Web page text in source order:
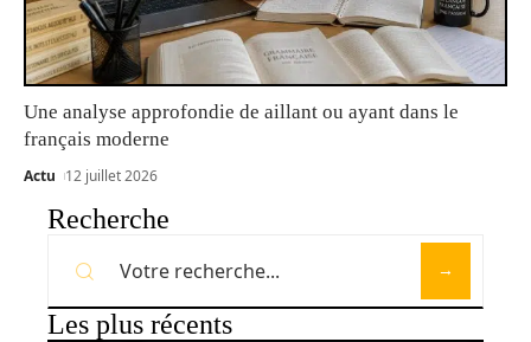
Une analyse approfondie de aillant ou ayant dans le
français moderne
Actu 12 juillet 2026
Recherche
Les plus récents